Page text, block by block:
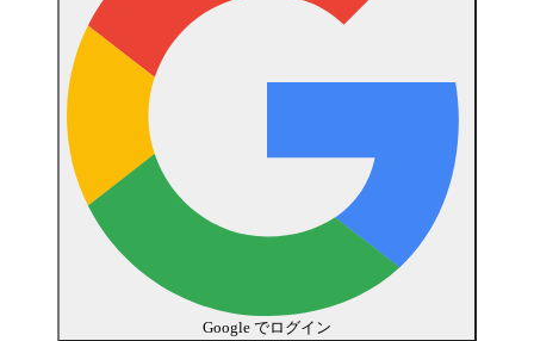
Google でログイン